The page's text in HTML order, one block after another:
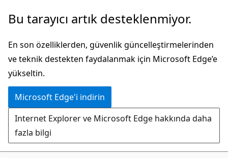
Ana
atla
Sayfa
gezintiye
atla
Bu tarayıcı artık desteklenmiyor.
En son özelliklerden, güvenlik güncelleştirmelerinden
ve teknik destekten faydalanmak için Microsoft Edge’e
yükseltin.
Microsoft Edge'i indirin
Internet Explorer ve Microsoft Edge hakkında daha
fazla bilgi